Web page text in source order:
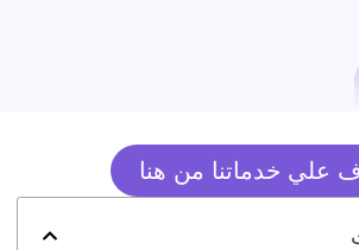
علي خدماتنا من هنا